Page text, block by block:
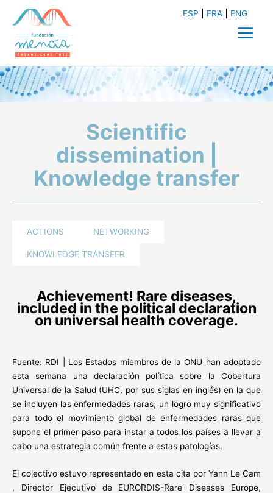
content
ESP FRA ENG
Main
Menu
Scientific
dissemination |
Knowledge transfer
ACTIONS NETWORKING
KNOWLEDGE TRANSFER
Achievement! Rare diseases,
included in the political declaration
on universal health coverage.
Fuente: RDI | Los Estados miembros de la ONU han adoptado
esta semana una declaración política sobre la Cobertura
Universal de la Salud (UHC, por sus siglas en inglés) en la que
se incluyen las enfermedades raras; un logro muy significativo
para todo el movimiento global de enfermedades raras que
supone el primer paso para instar a todos los países a llevar a
cabo una estrategia común frente a estas patologías.
El colectivo estuvo representado en esta cita por Yann Le Cam
, Director Ejecutivo de EURORDIS-Rare Diseases Europe,